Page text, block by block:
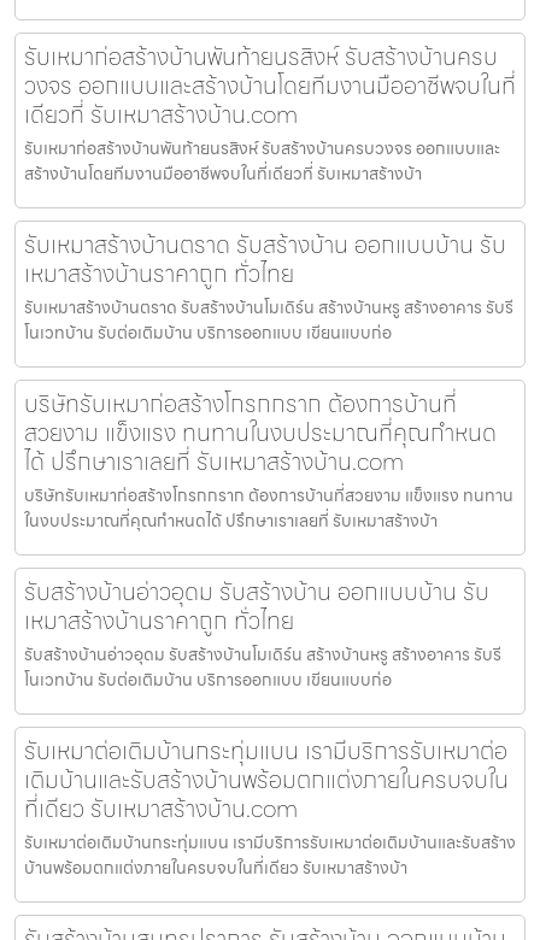
รับเหมาก่อสร้างบ้านพันท้ายนรสิงห์ รับสร้างบ้านครบ
วงจร ออกแบบและสร้างบ้านโดยทีมงานมืออาชีพจบในที่
เดียวที่ รับเหมาสร้างบ้าน.com
รับเหมาก่อสร้างบ้านพันท้ายนรสิงห์ รับสร้างบ้านครบวงจร ออกแบบและ
สร้างบ้านโดยทีมงานมืออาชีพจบในที่เดียวที่ รับเหมาสร้างบ้า
รับเหมาสร้างบ้านตราด รับสร้างบ้าน ออกแบบบ้าน รับ
เหมาสร้างบ้านราคาถูก ทั่วไทย
รับเหมาสร้างบ้านตราด รับสร้างบ้านโมเดิร์น สร้างบ้านหรู สร้างอาคาร รับรี
โนเวทบ้าน รับต่อเติมบ้าน บริการออกแบบ เขียนแบบก่อ
บริษัทรับเหมาก่อสร้างโกรกกราก ต้องการบ้านที่
สวยงาม แข็งแรง ทนทานในงบประมาณที่คุณกำหนด
ได้ ปรึกษาเราเลยที่ รับเหมาสร้างบ้าน.com
บริษัทรับเหมาก่อสร้างโกรกกราก ต้องการบ้านที่สวยงาม แข็งแรง ทนทาน
ในงบประมาณที่คุณกำหนดได้ ปรึกษาเราเลยที่ รับเหมาสร้างบ้า
รับสร้างบ้านอ่าวอุดม รับสร้างบ้าน ออกแบบบ้าน รับ
เหมาสร้างบ้านราคาถูก ทั่วไทย
รับสร้างบ้านอ่าวอุดม รับสร้างบ้านโมเดิร์น สร้างบ้านหรู สร้างอาคาร รับรี
โนเวทบ้าน รับต่อเติมบ้าน บริการออกแบบ เขียนแบบก่อ
รับเหมาต่อเติมบ้านกระทุ่มแบน เรามีบริการรับเหมาต่อ
เติมบ้านและรับสร้างบ้านพร้อมตกแต่งภายในครบจบใน
ที่เดียว รับเหมาสร้างบ้าน.com
รับเหมาต่อเติมบ้านกระทุ่มแบน เรามีบริการรับเหมาต่อเติมบ้านและรับสร้าง
บ้านพร้อมตกแต่งภายในครบจบในที่เดียว รับเหมาสร้างบ้า